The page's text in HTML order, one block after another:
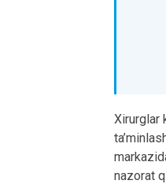
Xirurglar
nazorat